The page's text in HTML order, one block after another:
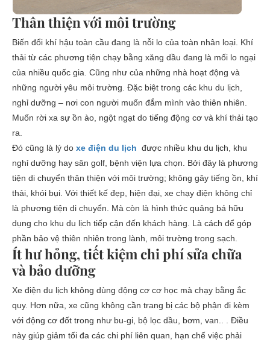
Thân thiện với môi trường
Biến đổi khí hậu toàn cầu đang là nỗi lo của toàn nhân loại. Khí
thải từ các phương tiện chạy bằng xăng dầu đang là mối lo ngại
của nhiều quốc gia. Cũng như của những nhà hoạt động và
những người yêu môi trường. Đặc biệt trong các khu du lịch,
nghỉ dưỡng – nơi con người muốn đắm mình vào thiên nhiên.
Muốn rời xa sự ồn ào, ngột ngạt do tiếng động cơ và khí thải tạo
ra.
Đó cũng là lý do xe điện du lịch được nhiều khu du lịch, khu
nghỉ dưỡng hay sân golf, bệnh viện lựa chọn. Bởi đây là phương
tiện di chuyển thân thiện với môi trường; không gây tiếng ồn, khí
thải, khói bụi. Với thiết kế đẹp, hiện đại, xe chạy điện không chỉ
là phương tiện di chuyển. Mà còn là hình thức quảng bá hữu
dụng cho khu du lịch tiếp cận đến khách hàng. Là cách để góp
phần bảo vệ thiên nhiên trong lành, môi trường trong sạch.
Ít hư hỏng, tiết kiệm chi phí sửa chữa
và bảo dưỡng
Xe điện du lịch không dùng động cơ cơ học mà chạy bằng ắc
quy. Hơn nữa, xe cũng không cần trang bị các bộ phận đi kèm
với động cơ đốt trong như bu-gi, bộ lọc dầu, bơm, van.. . Điều
này giúp giảm tối đa các chi phí liên quan, hạn chế việc phải